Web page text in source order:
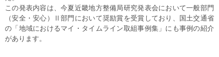
この発表内容は、今夏近畿地方整備局研究発表会において一般部門
（安全・安心）Ⅱ部門において奨励賞を受賞しており、国土交通省
の「地域におけるマイ・タイムライン取組事例集」にも事例の紹介
があります。